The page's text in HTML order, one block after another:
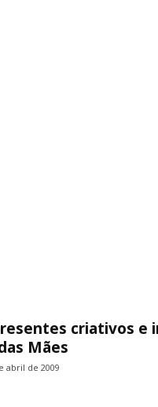
criativos e
Mães
abril de 2009